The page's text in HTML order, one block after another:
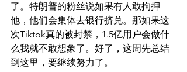
了。特朗普的粉丝说如果有人敢拘押
他，他们会集体去银行挤兑。那如果这
次Tiktok真的被封禁，1.5亿用户会做什
么我就不敢想象了。好了，这周先总结
到这里，要继续努力了。